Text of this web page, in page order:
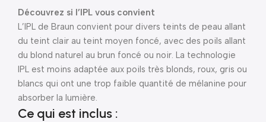
Découvrez si l’IPL vous convient
L’IPL de Braun convient pour divers teints de peau allant
du teint clair au teint moyen foncé, avec des poils allant
du blond naturel au brun foncé ou noir. La technologie
IPL est moins adaptée aux poils très blonds, roux, gris ou
blancs qui ont une trop faible quantité de mélanine pour
absorber la lumière.
Ce qui est inclus :